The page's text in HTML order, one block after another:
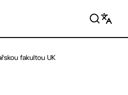
fakultou UK